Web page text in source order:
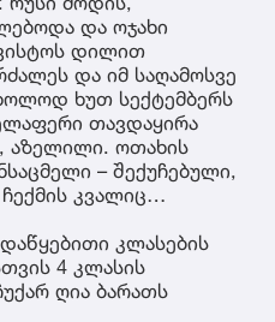
და ოჯახი
დილით
და იმ საღამოსვე
ხუთ სექტემბერს
თავდაყირა
აზელილი. ოთახის
– შექუჩებული,
კვალიც…
კლასების
4 კლასის
ღია ბარათს